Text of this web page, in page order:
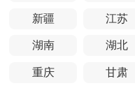
新疆 江苏
湖南 湖北
重庆 甘肃